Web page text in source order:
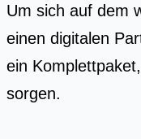
Um sich auf dem
einen digitalen
ein
sorgen.